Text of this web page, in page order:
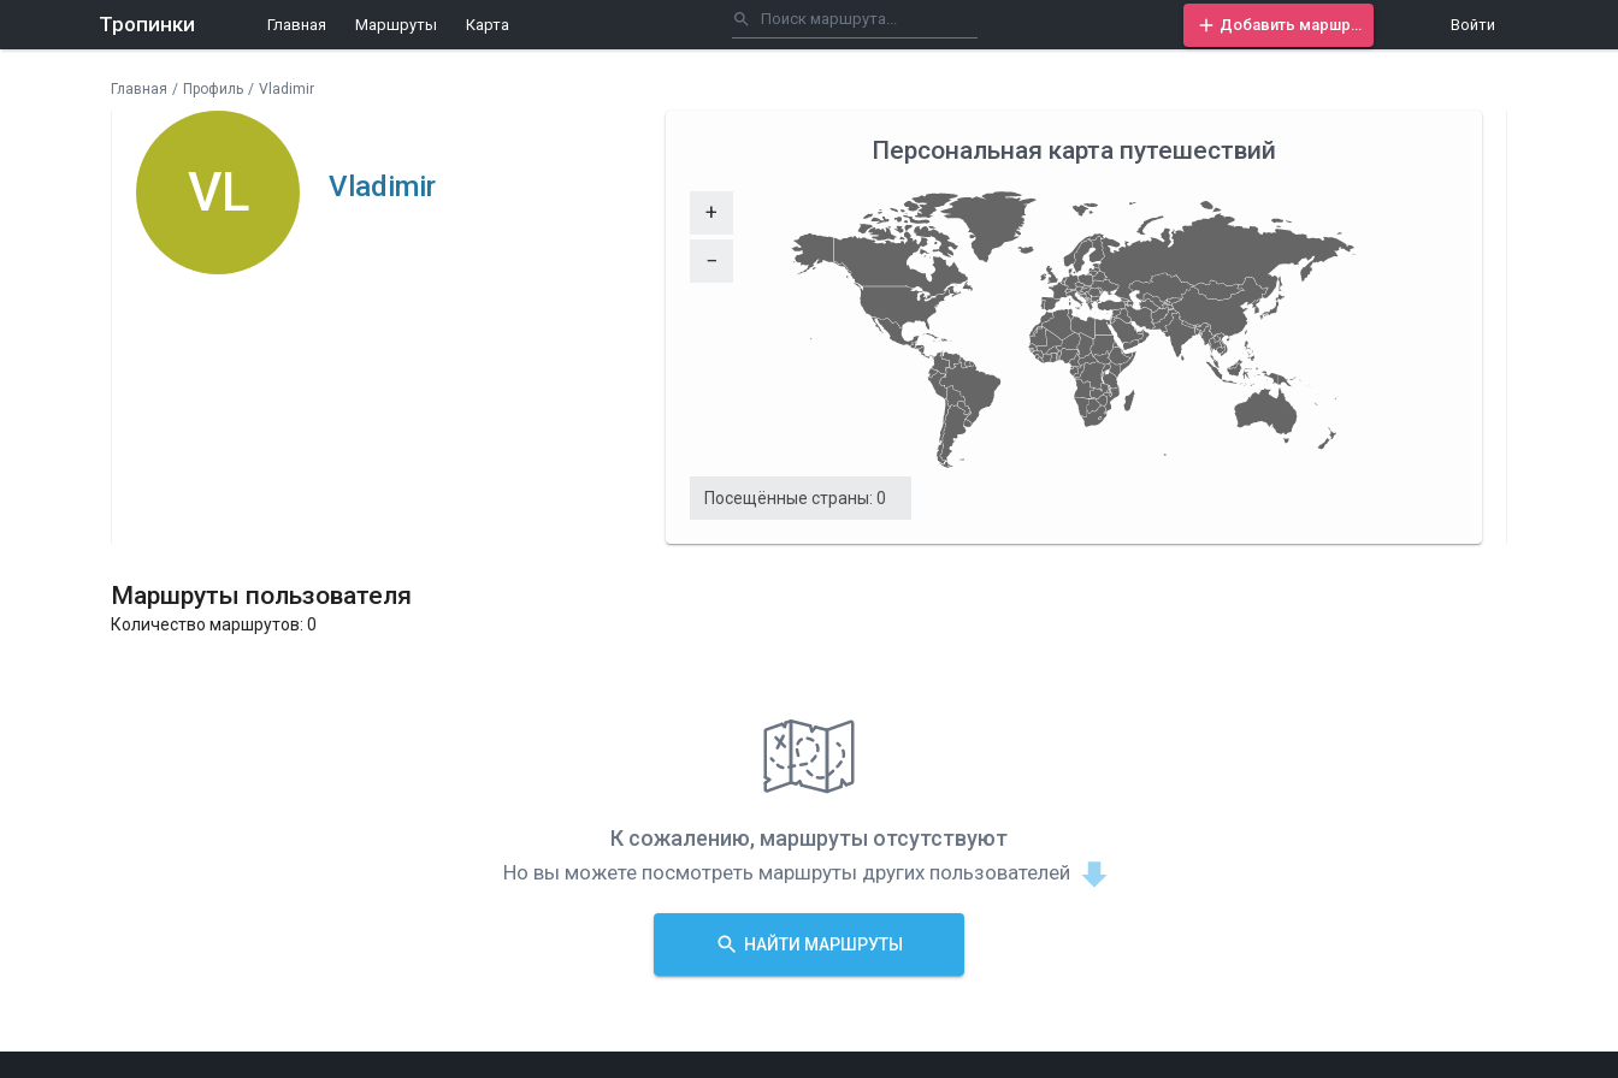
Тропинки Главная Маршруты Карта Войти
Главная / Профиль / Vladimir
VL Vladimir
Персональная карта путешествий
+
−
Посещённые страны: 0
Маршруты пользователя
Количество маршрутов: 0
К сожалению, маршруты отсутствуют
Но вы можете посмотреть маршруты других пользователей
НАЙТИ МАРШРУТЫ